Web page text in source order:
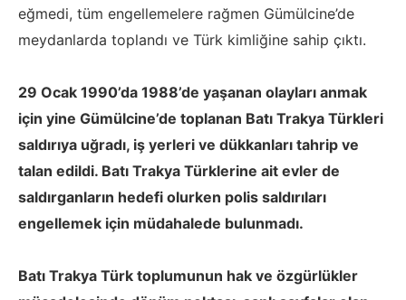
eğmedi, tüm engellemelere rağmen Gümülcine’de
meydanlarda toplandı ve Türk kimliğine sahip çıktı.
29 Ocak 1990’da 1988’de yaşanan olayları anmak
için yine Gümülcine’de toplanan Batı Trakya Türkleri
saldırıya uğradı, iş yerleri ve dükkanları tahrip ve
talan edildi. Batı Trakya Türklerine ait evler de
saldırganların hedefi olurken polis saldırıları
engellemek için müdahalede bulunmadı.
Batı Trakya Türk toplumunun hak ve özgürlükler